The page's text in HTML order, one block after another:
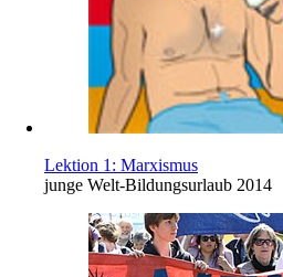
Lektion 1: Marxismus
junge Welt-Bildungsurlaub 2014